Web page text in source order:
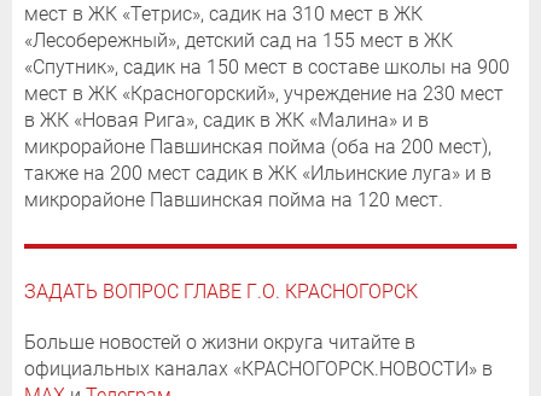
мест в ЖК «Тетрис», садик на 310 мест в ЖК
«Лесобережный», детский сад на 155 мест в ЖК
«Спутник», садик на 150 мест в составе школы на 900
мест в ЖК «Красногорский», учреждение на 230 мест
в ЖК «Новая Рига», садик в ЖК «Малина» и в
микрорайоне Павшинская пойма (оба на 200 мест),
также на 200 мест садик в ЖК «Ильинские луга» и в
микрорайоне Павшинская пойма на 120 мест.
ЗАДАТЬ ВОПРОС ГЛАВЕ Г.О. КРАСНОГОРСК
Больше новостей о жизни округа читайте в
официальных каналах «КРАСНОГОРСК.НОВОСТИ» в